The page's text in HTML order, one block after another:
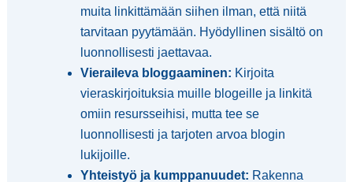
muita linkittämään siihen ilman, että niitä
tarvitaan pyytämään. Hyödyllinen sisältö on
luonnollisesti jaettavaa.
Vieraileva bloggaaminen: Kirjoita
vieraskirjoituksia muille blogeille ja linkitä
omiin resursseihisi, mutta tee se
luonnollisesti ja tarjoten arvoa blogin
lukijoille.
Yhteistyö ja kumppanuudet: Rakenna